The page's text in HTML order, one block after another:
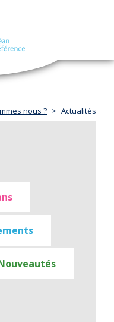
navigation
nous ? Actualités